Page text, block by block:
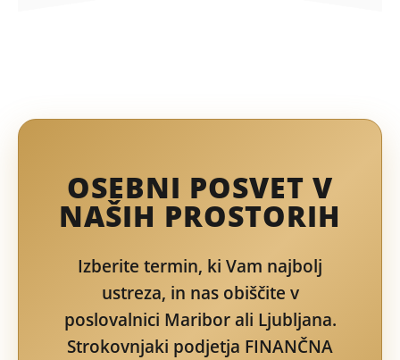
OSEBNI POSVET V
NAŠIH PROSTORIH
Izberite termin, ki Vam najbolj
ustreza, in nas obiščite v
poslovalnici Maribor ali Ljubljana.
Strokovnjaki podjetja FINANČNA